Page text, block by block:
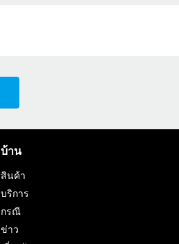
บ้าน
สินค้า
บริการ
กรณี
ข่าว